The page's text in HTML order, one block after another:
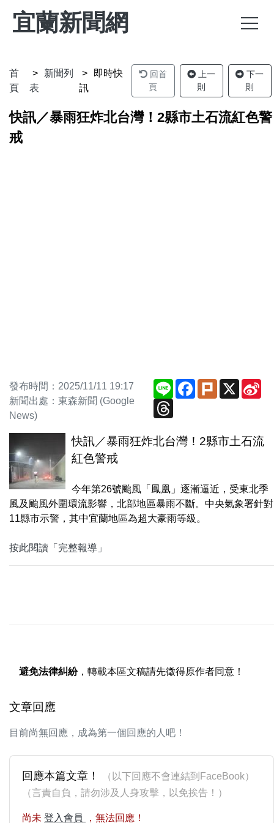
宜蘭新聞網
首
頁
新聞列
表
即時快
訊
回首
頁
上一
則
下一
則
快訊／暴雨狂炸北台灣！2縣市土石流紅色警
戒
發布時間：2025/11/11 19:17
新聞出處：東森新聞 (Google
News)
Line Facebook
Plurk X
快訊／暴雨狂炸北台灣！2縣市土石流
紅色警戒
今年第26號颱風「鳳凰」逐漸逼近，受東北季
風及颱風外圍環流影響，北部地區暴雨不斷。中央氣象署針對
11縣市示警，其中宜蘭地區為超大豪雨等級。
按此閱讀「完整報導」
避免法律糾紛，轉載本區文稿請先徵得原作者同意！
文章回應
目前尚無回應，成為第一個回應的人吧！
回應本篇文章！
（以下回應不會連結到FaceBook）
（言責自負，請勿涉及人身攻擊，以免挨告！）
尚未 登入會員 ，無法回應！